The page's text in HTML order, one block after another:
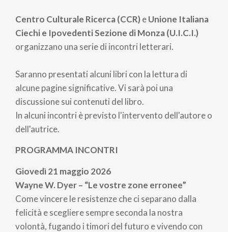
di
pane
Centro Culturale Ricerca (CCR) eUnione Italiana
Ciechi e Ipovedenti Sezione di Monza (U.I.C.I.)
organizzano una serie di incontri letterari.
Saranno presentati alcuni libri con la lettura di
alcune pagine significative. Vi sarà poi una
discussione sui contenuti del libro.
In alcuni incontri è previsto l'intervento dell'autore o
dell'autrice.
PROGRAMMA INCONTRI
Giovedì 21 maggio 2026
Wayne W. Dyer – “Le vostre zone erronee”
Come vincere le resistenze che ci separano dalla
felicità e scegliere sempre seconda la nostra
volontà, fugando i timori del futuro e vivendo con